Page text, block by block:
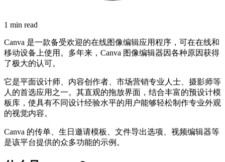
1 min read
Canva 是一款备受欢迎的在线图像编辑应用程序，可在在线和
移动设备上使用。多年来，Canva 图像编辑器因各种原因获得
了极大的认可。
它是平面设计师、内容创作者、市场营销专业人士、摄影师等
人的首选应用之一。其直观的拖放界面，结合丰富的预设计模
板库，使具有不同设计经验水平的用户能够轻松制作专业外观
的视觉内容。
Canva 的传单、生日邀请模板、文件导出选项、视频编辑器等
是该平台提供的众多功能的示例。